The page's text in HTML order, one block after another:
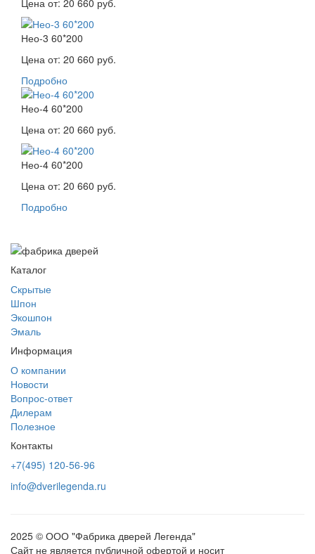
Цена от: 20 660 руб.
Нео-3 60*200
Цена от: 20 660 руб.
Подробно
Нео-4 60*200
Цена от: 20 660 руб.
Нео-4 60*200
Цена от: 20 660 руб.
Подробно
Каталог
Скрытые
Шпон
Экошпон
Эмаль
Информация
О компании
Новости
Вопрос-ответ
Дилерам
Полезное
Контакты
+7(495) 120-56-96
info@dverilegenda.ru
2025 © ООО "Фабрика дверей Легенда"
Сайт не является публичной офертой и носит